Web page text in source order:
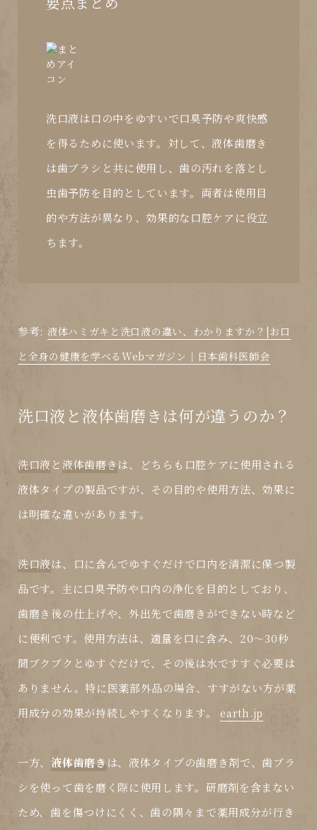
洗口液は口の中をゆすいで口臭予防や爽快感
を得るために使います。対して、液体歯磨き
は歯ブラシと共に使用し、歯の汚れを落とし
虫歯予防を目的としています。両者は使用目
的や方法が異なり、効果的な口腔ケアに役立
ちます。
参考: 液体ハミガキと洗口液の違い、わかりますか？|お口
と全身の健康を学べるWebマガジン｜日本歯科医師会
洗口液と液体歯磨きは何が違うのか？
洗口液 と液体歯磨きは、どちらも口腔ケアに使用される
液体タイプの製品ですが、その目的や使用方法、効果に
は明確な違いがあります。
洗口液は、口に含んでゆすぐだけで口内を清潔に保つ製
品です。主に口臭予防や口内の浄化を目的としており、
歯磨き後の仕上げや、外出先で歯磨きができない時など
に便利です。使用方法は、適量を口に含み、20～30秒
間ブクブクとゆすぐだけで、その後は水ですすぐ必要は
ありません。特に医薬部外品の場合、すすがない方が薬
用成分の効果が持続しやすくなります。 earth.jp
一方、液体歯磨き は、液体タイプの歯磨き剤で、歯ブラ
シを使って歯を磨く際に使用します。研磨剤を含まない
ため、歯を傷つけにくく、歯の隅々まで薬用成分が行き